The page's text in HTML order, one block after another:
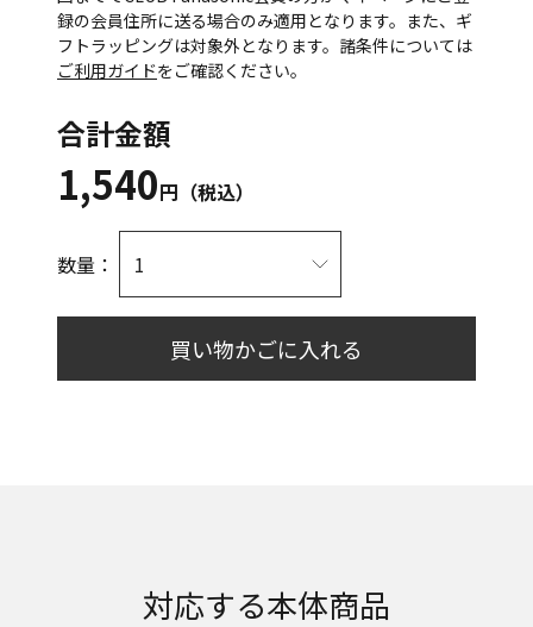
録の会員住所に送る場合のみ適用となります。また、ギ
フトラッピングは対象外となります。諸条件については
ご利用ガイドをご確認ください。
合計金額
1,540円（税込）
数量：
買い物かごに入れる
対応する本体商品